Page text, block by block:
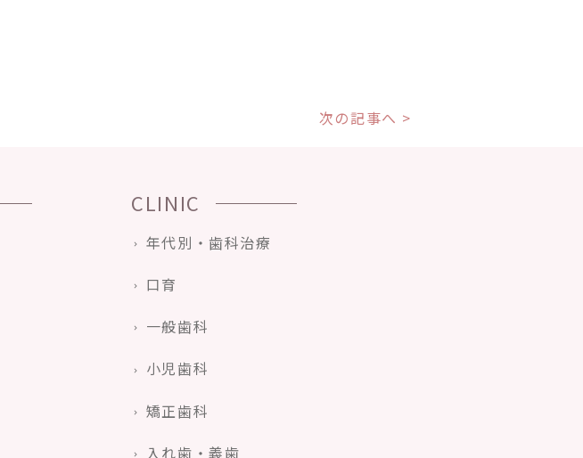
次の記事へ >
CLINIC
年代別・歯科治療
口育
一般歯科
小児歯科
矯正歯科
入れ歯・義歯